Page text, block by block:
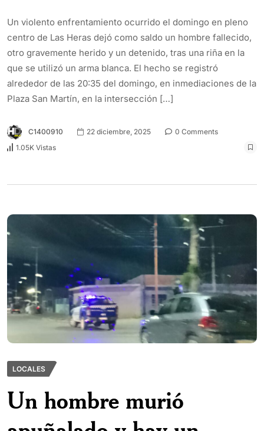
Un violento enfrentamiento ocurrido el domingo en pleno
centro de Las Heras dejó como saldo un hombre fallecido,
otro gravemente herido y un detenido, tras una riña en la
que se utilizó un arma blanca. El hecho se registró
alrededor de las 20:35 del domingo, en inmediaciones de la
Plaza San Martín, en la intersección […]
C1400910 22 diciembre, 2025
0 Comments
1.05K Vistas
LOCALES
Un hombre murió